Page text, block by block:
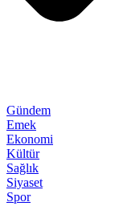
Gündem
Emek
Ekonomi
Kültür
Sağlık
Siyaset
Spor